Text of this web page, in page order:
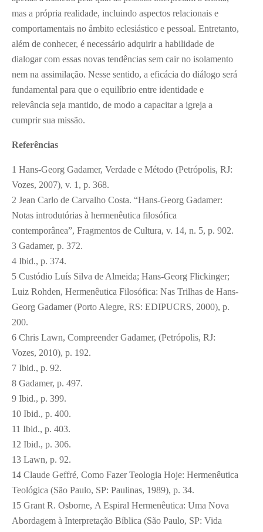
mas a própria realidade, incluindo aspectos relacionais e
comportamentais no âmbito eclesiástico e pessoal. Entretanto,
além de conhecer, é necessário adquirir a habilidade de
dialogar com essas novas tendências sem cair no isolamento
nem na assimilação. Nesse sentido, a eficácia do diálogo será
fundamental para que o equilíbrio entre identidade e
relevância seja mantido, de modo a capacitar a igreja a
cumprir sua missão.
Referências
1 Hans-Georg Gadamer, Verdade e Método (Petrópolis, RJ:
Vozes, 2007), v. 1, p. 368.
2 Jean Carlo de Carvalho Costa. “Hans-Georg Gadamer:
Notas introdutórias à hermenêutica filosófica
contemporânea”, Fragmentos de Cultura, v. 14, n. 5, p. 902.
3 Gadamer, p. 372.
4 Ibid., p. 374.
5 Custódio Luís Silva de Almeida; Hans-Georg Flickinger;
Luiz Rohden, Hermenêutica Filosófica: Nas Trilhas de Hans-
Georg Gadamer (Porto Alegre, RS: EDIPUCRS, 2000), p.
200.
6 Chris Lawn, Compreender Gadamer, (Petrópolis, RJ:
Vozes, 2010), p. 192.
7 Ibid., p. 92.
8 Gadamer, p. 497.
9 Ibid., p. 399.
10 Ibid., p. 400.
11 Ibid., p. 403.
12 Ibid., p. 306.
13 Lawn, p. 92.
14 Claude Geffré, Como Fazer Teologia Hoje: Hermenêutica
Teológica (São Paulo, SP: Paulinas, 1989), p. 34.
15 Grant R. Osborne, A Espiral Hermenêutica: Uma Nova
Abordagem à Interpretação Bíblica (São Paulo, SP: Vida